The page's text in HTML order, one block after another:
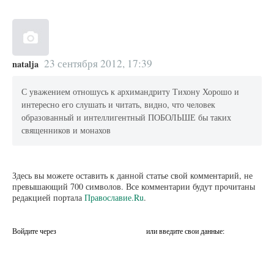
natalja 23 сентября 2012, 17:39
С уважением отношусь к архимандриту Тихону Хорошо и
интересно его слушать и читать, видно, что человек
образованный и интеллигентный ПОБОЛЬШЕ бы таких
священников и монахов
Здесь вы можете оставить к данной статье свой комментарий, не
превышающий 700 символов. Все комментарии будут прочитаны
редакцией портала Православие.Ru.
Войдите через или введите свои данные: